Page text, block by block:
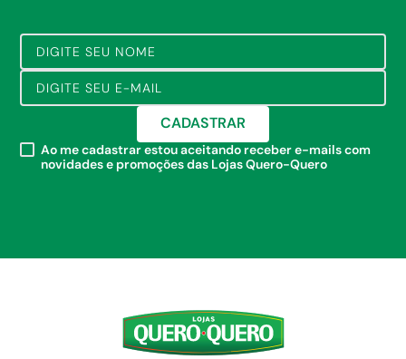
CADASTRAR
Ao me cadastrar estou aceitando receber e-mails com
novidades e promoções das Lojas Quero-Quero